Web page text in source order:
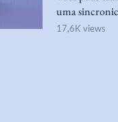
uma
17,6K views